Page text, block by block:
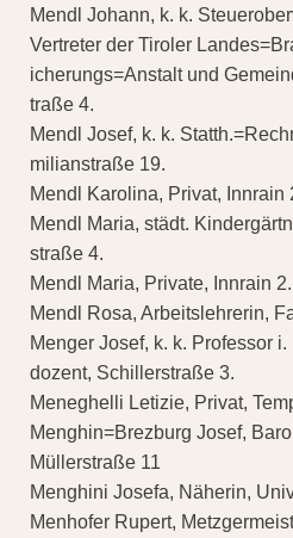
Mendl Johann, k. k.
Vertreter der Tiroler
icherungs=Anstalt und
traße 4.
Mendl Josef, k. k.
milianstraße 19.
Mendl Karolina, Privat, Innrain
Mendl Maria, städt.
straße 4.
Mendl Maria, Private, Innrain 2.
Mendl Rosa, Arbeitslehrerin,
Menger Josef, k. k. Professor
dozent, Schillerstraße 3.
Meneghelli Letizie, Privat,
Menghin=Brezburg Josef,
Müllerstraße 11
Menghini Josefa, Näherin,
Menhofer Rupert,